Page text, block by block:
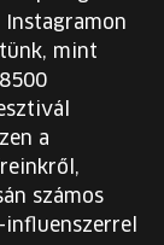
Instagramon
mint
a
számos
influenszerrel